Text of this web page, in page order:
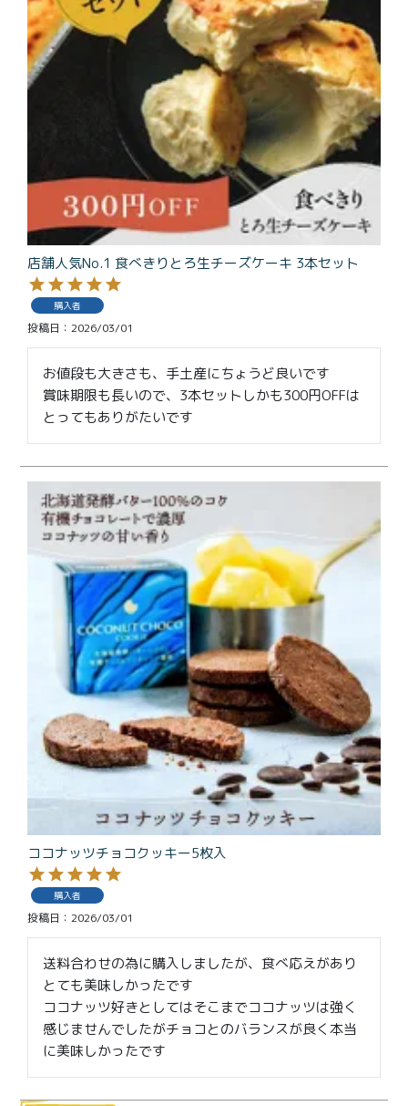
店舗人気No.1 食べきりとろ生チーズケーキ 3本セット
購入者
投稿日 2026/03/01
お値段も大きさも、手土産にちょうど良いです
賞味期限も長いので、3本セットしかも300円OFFは
とってもありがたいです
ココナッツチョコクッキー5枚入
購入者
投稿日 2026/03/01
送料合わせの為に購入しましたが、食べ応えがあり
とても美味しかったです
ココナッツ好きとしてはそこまでココナッツは強く
感じませんでしたがチョコとのバランスが良く本当
に美味しかったです